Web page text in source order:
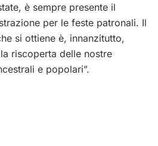
è sempre presente il
per le feste patronali. Il
si ottiene è, innanzitutto,
riscoperta delle nostre
e popolari”.